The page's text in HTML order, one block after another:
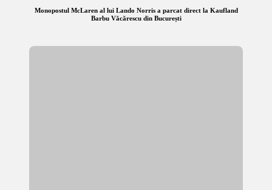
Monopostul McLaren al lui Lando Norris a parcat direct la Kaufland
Barbu Văcărescu din București